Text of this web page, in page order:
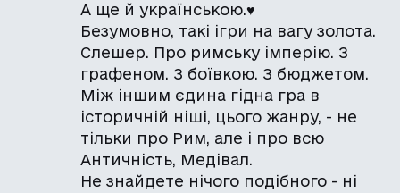
А ще й українською.♥
Безумовно, такі ігри на вагу золота.
Слешер. Про римську імперію. З
графеном. З боївкою. З бюджетом.
Між іншим єдина гідна гра в
історичній ніші, цього жанру, - не
тільки про Рим, але і про всю
Античність, Медівал.
Не знайдете нічого подібного - ні